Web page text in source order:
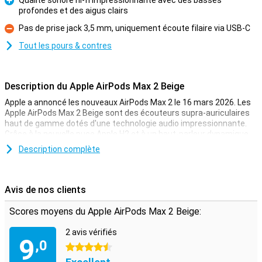
Pourprofondes et des aigus clairs
Contre
Pas de prise jack 3,5 mm, uniquement écoute filaire via USB-C
Tout les pours & contres
Description du Apple AirPods Max 2 Beige
Apple a annoncé les nouveaux AirPods Max 2 le 16 mars 2026. Les
Apple AirPods Max 2 Beige sont des écouteurs supra-auriculaires
haut de gamme dotés d'une technologie audio impressionnante.
Grâce à la nouvelle puce Apple H2 et à un haut-parleur dynamique
spécialement conçu, vous profiterez d'un son puissant et clair. Les
écouteurs sont dotés de la réduction active du bruit, de l'audio
d'appel et le mode Transparence rendent l'utilisation encore plus
confortablement et sans fil grâce à la technologie Bluetooth 5.3.
Qualité sonore hi-fi impressionnante
Les Apple AirPods Max 2 Beige vous permettent de profiter d'un
son haut de gamme. Le haut-parleur dynamique spécialement
Description complète
Avis de nos clients
Scores moyens du Apple AirPods Max 2 Beige:
9,0
2 avis vérifiés
4.5 étoiles